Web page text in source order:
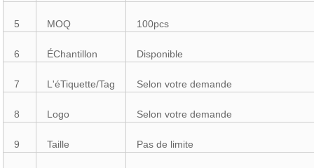
5 MOQ 100pcs
6 ÉChantillon Disponible
7 L'éTiquette/Tag Selon votre demande
8 Logo Selon votre demande
9 Taille Pas de limite